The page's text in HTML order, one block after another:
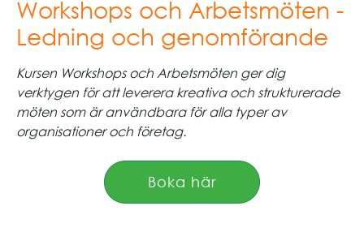
Workshops och Arbetsmöten -
Ledning och genomförande
Kursen Workshops och Arbetsmöten ger dig
verktygen för att leverera kreativa och strukturerade
möten som är användbara för alla typer av
organisationer och företag.
Boka här